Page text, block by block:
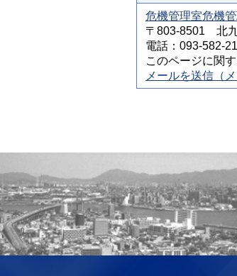
危機管理室危機
〒803-8501 北
電話：093-582-
このページに関
メールを送信（